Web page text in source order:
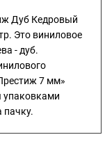
Дуб Кедровый
Это виниловое
- дуб.
7 мм»
упаковками
пачку.